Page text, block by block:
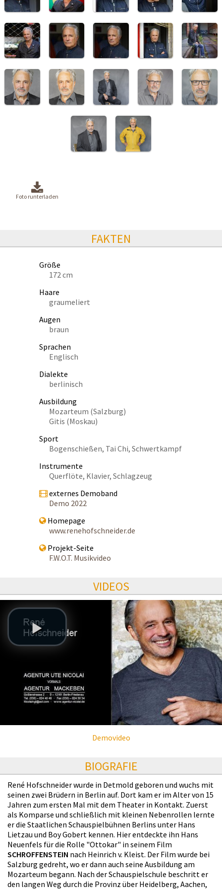
Foto runterladen
FAKTEN
Größe
172 cm
Haare
graumeliert
Augen
braun
Sprachen
Englisch
Dialekte
berlinisch
Ausbildung
Mozarteum (Salzburg)
Gitis (Moskau)
Sport
Bogenschießen, Tai Chi, Schwertkampf
Instrumente
Querflöte, Klavier, Schlagzeug
externes Demoband
Demo 2022
Homepage
www.renehofschneider.de
Projekt-Seite
F.W.O.T. Musikvideo
VIDEOS
Demovideo
BIOGRAFIE
René Hofschneider wurde in Detmold geboren und wuchs mit
seinen zwei Brüdern in Berlin auf. Dort kam er im Alter von 15
Jahren zum ersten Mal mit dem Theater in Kontakt. Zuerst
als Komparse und schließlich mit kleinen Nebenrollen lernte
er die Staatlichen Schauspielbühnen Berlins unter Hans
Lietzau und Boy Gobert kennen. Hier entdeckte ihn Hans
Neuenfels für die Rolle "Ottokar" in seinem Film
SCHROFFENSTEIN nach Heinrich v. Kleist. Der Film wurde bei
Salzburg gedreht, wo er dann auch seine Ausbildung am
Mozarteum begann. Nach der Schauspielschule beschritt er
den langen Weg durch die Provinz über Heidelberg, Aachen,